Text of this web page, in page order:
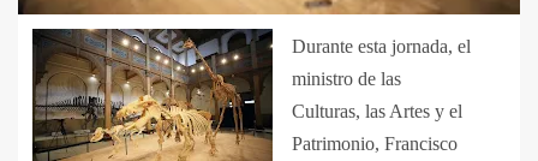
Durante esta jornada, el
ministro de las
Culturas, las Artes y el
Patrimonio, Francisco